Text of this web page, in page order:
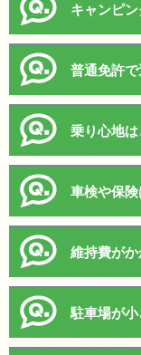
キャンピ
普通免許で
乗り心地は
車検や保険
維持費がか
駐車場が